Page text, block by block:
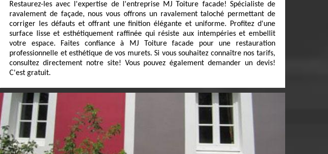
Restaurez-les avec l'expertise de l'entreprise MJ Toiture facade! Spécialiste de
ravalement de façade, nous vous offrons un ravalement taloché permettant de
corriger les défauts et offrant une finition élégante et uniforme. Profitez d'une
surface lisse et esthétiquement raffinée qui résiste aux intempéries et embellit
votre espace. Faites confiance à MJ Toiture facade pour une restauration
professionnelle et esthétique de vos murets. Si vous souhaitez connaître nos tarifs,
consultez directement notre site! Vous pouvez également demander un devis!
C'est gratuit.